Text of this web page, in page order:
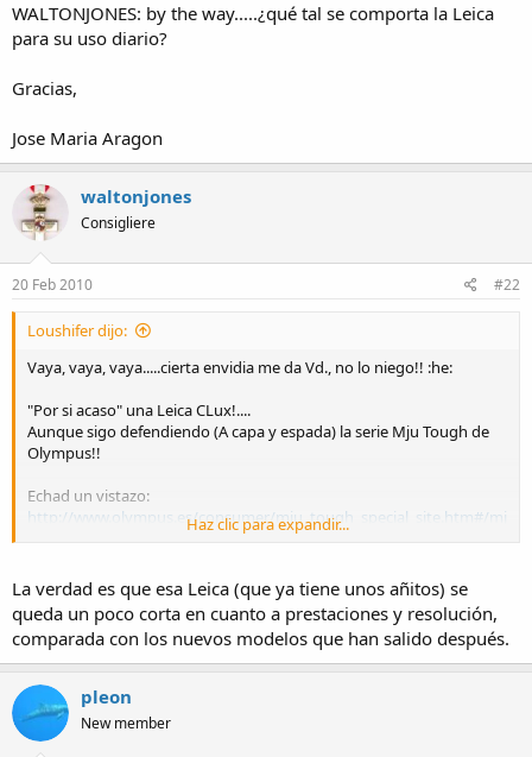
WALTONJONES: by the way.....¿qué tal se comporta la Leica
para su uso diario?
Gracias,
Jose Maria Aragon
waltonjones
Consigliere
20 Feb 2010 #22
Loushifer dijo:
Vaya, vaya, vaya.....cierta envidia me da Vd., no lo niego!! :he:
"Por si acaso" una Leica CLux!....
Aunque sigo defendiendo (A capa y espada) la serie Mju Tough de
Olympus!!
Echad un vistazo:
http://www.olympus.es/consumer/mju_tough_special_site.htm#/mj
WALTONJONES: by the way.....¿qué tal se comporta la Leica para su
uso diario?
Gracias,
Jose Maria Aragon
Haz clic para expandir...
La verdad es que esa Leica (que ya tiene unos añitos) se
queda un poco corta en cuanto a prestaciones y resolución,
comparada con los nuevos modelos que han salido después.
pleon
New member